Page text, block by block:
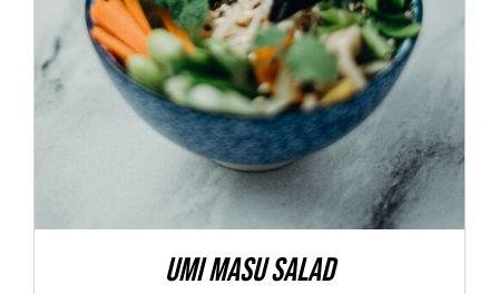
Umi Masu Salad